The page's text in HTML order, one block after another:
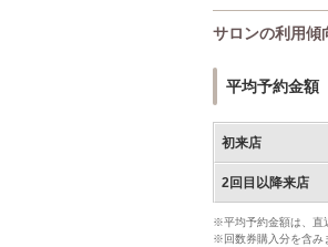
サロンの利用傾
平均予約金額
初来店
2回目以降来店
※平均予約金額は、直
※回数券購入分を含み